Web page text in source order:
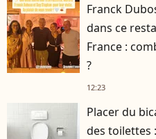
Franck
dans ce
France :
?
12:23
Placer du
des toilettes